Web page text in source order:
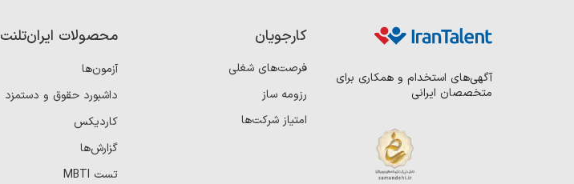
آگهی‌های استخدام و همکاری برای
متخصصان ایرانی
کارجویان
فرصت‌های شغلی
رزومه ساز
امتیاز شرکت‌ها
محصولات ایران‌تلنت
آزمون‌ها
داشبورد حقوق و دستمزد
کاردیکس
گزارش‌ها
تست MBTI